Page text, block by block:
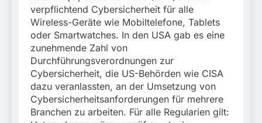
verpflichtend Cybersicherheit für alle
Wireless-Geräte wie Mobiltelefone, Tablets
oder Smartwatches. In den USA gab es eine
zunehmende Zahl von
Durchführungsverordnungen zur
Cybersicherheit, die US-Behörden wie CISA
dazu veranlassten, an der Umsetzung von
Cybersicherheitsanforderungen für mehrere
Branchen zu arbeiten. Für alle Regularien gilt: